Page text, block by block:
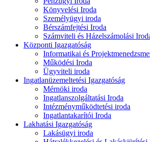
Könyvelési Iroda
Személyügyi iroda
Bérszámfejtési Iroda
Számviteli és Házelszámolási
Központi Igazgatóság
Informatikai és
Működési Iroda
Ügyviteli iroda
Ingatlanüzemeltetési Igazgatóság
Mérnöki iroda
Ingatlanszolgáltatási Iroda
Intézményműködtetési iroda
Ingatlantakarítói Iroda
Lakhatási Igazgatóság
Lakásügyi iroda